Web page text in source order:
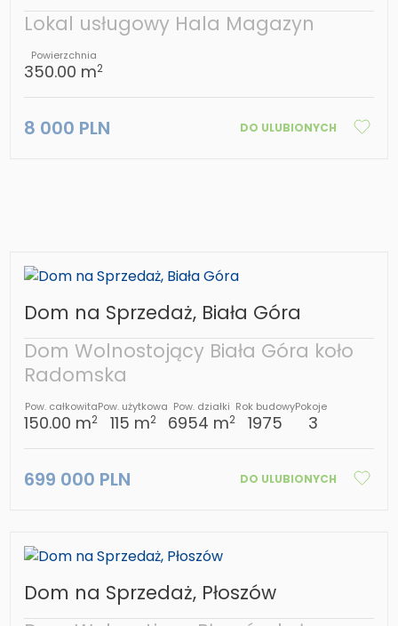
Lokal usługowy Hala Magazyn
Powierzchnia
350.00 m2
8 000 PLN DO ULUBIONYCH
Dom na Sprzedaż, Biała Góra
Dom Wolnostojący Biała Góra koło
Radomska
Pow. całkowita
150.00 m2
Pow. użytkowa
115 m2
Pow. działki
6954 m2
Rok budowy
1975
Pokoje
3
699 000 PLN DO ULUBIONYCH
Dom na Sprzedaż, Płoszów